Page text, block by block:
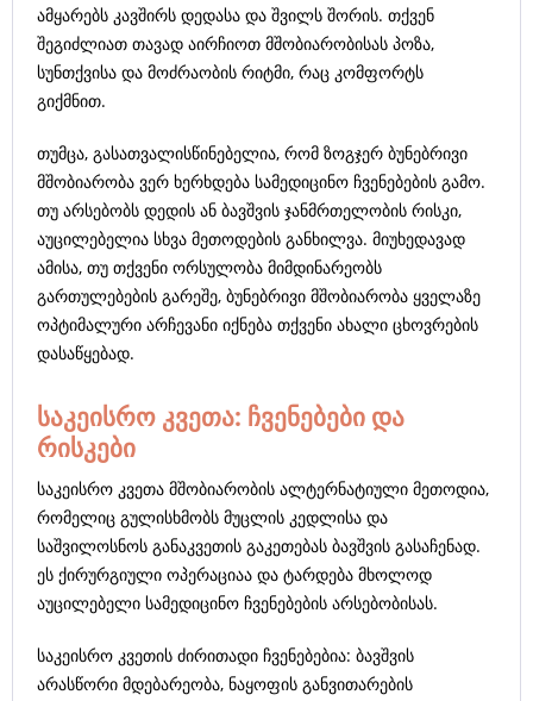
ამყარებს კავშირს დედასა და შვილს შორის. თქვენ
შეგიძლიათ თავად აირჩიოთ მშობიარობისას პოზა,
სუნთქვისა და მოძრაობის რიტმი, რაც კომფორტს
გიქმნით.
თუმცა, გასათვალისწინებელია, რომ ზოგჯერ ბუნებრივი
მშობიარობა ვერ ხერხდება სამედიცინო ჩვენებების გამო.
თუ არსებობს დედის ან ბავშვის ჯანმრთელობის რისკი,
აუცილებელია სხვა მეთოდების განხილვა. მიუხედავად
ამისა, თუ თქვენი ორსულობა მიმდინარეობს
გართულებების გარეშე, ბუნებრივი მშობიარობა ყველაზე
ოპტიმალური არჩევანი იქნება თქვენი ახალი ცხოვრების
დასაწყებად.
საკეისრო კვეთა: ჩვენებები და
რისკები
საკეისრო კვეთა მშობიარობის ალტერნატიული მეთოდია,
რომელიც გულისხმობს მუცლის კედლისა და
საშვილოსნოს განაკვეთის გაკეთებას ბავშვის გასაჩენად.
ეს ქირურგიული ოპერაციაა და ტარდება მხოლოდ
აუცილებელი სამედიცინო ჩვენებების არსებობისას.
საკეისრო კვეთის ძირითადი ჩვენებებია: ბავშვის
არასწორი მდებარეობა, ნაყოფის განვითარების